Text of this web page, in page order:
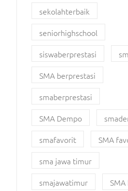
sekolahterbaik
seniorhighschool
siswaberprestasi
SMA berprestasi
smaberprestasi
SMA Dempo
smafavorit
SMA
sma jawa timur
smajawatimur